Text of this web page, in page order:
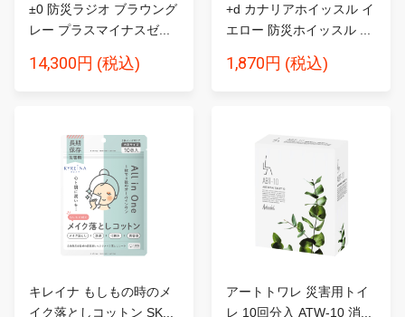
±0 防災ラジオ ブラウング
レー プラスマイナスゼ...
14,300円 (税込)
+d カナリアホイッスル イ
エロー 防災ホイッスル ...
1,870円 (税込)
キレイナ もしもの時のメ
イク落としコットン SK...
アートトワレ 災害用トイ
レ 10回分入 ATW-10 消...